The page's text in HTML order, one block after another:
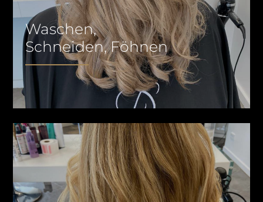
Waschen,
Schneiden, Föhnen